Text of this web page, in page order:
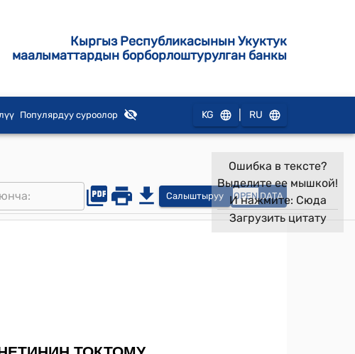
Кыргыз Республикасынын Укуктук
маалыматтардын борборлоштурулган банкы
Популярдуу суроолор KG RU
Салыштыруу OPEN DATA
Ошибка в тексте?
Выделите ее мышкой!
И нажмите: Сюда
Загрузить цитату